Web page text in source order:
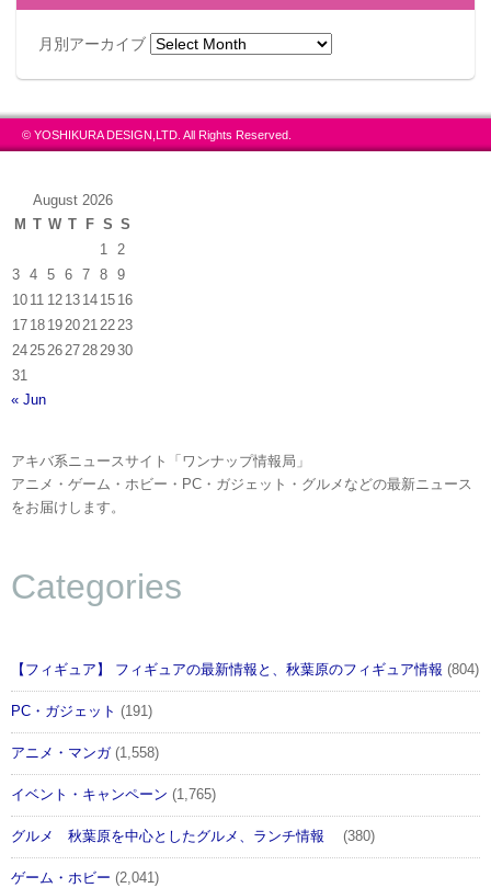
月別アーカイブ
© YOSHIKURA DESIGN,LTD. All Rights Reserved.
August 2026
M T W T F S S
1
2
3
4 5 6 7 8
9
10 11 12 13 14 15 16
17 18 19 20 21 22 23
24 25 26 27 28 2930
31
« Jun
アキバ系ニュースサイト「ワンナップ情報局」
アニメ・ゲーム・ホビー・PC・ガジェット・グルメなどの最新ニュース
をお届けします。
Categories
【フィギュア】 フィギュアの最新情報と、秋葉原のフィギュア情報 (804)
PC・ガジェット (191)
アニメ・マンガ(1,558)
イベント・キャンペーン (1,765)
グルメ 秋葉原を中心としたグルメ、ランチ情報 (380)
ゲーム・ホビー (2,041)